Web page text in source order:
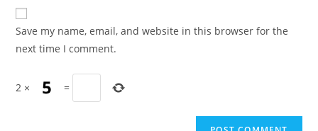
comment
website
URL
(optional)
Save my name, email, and website in this browser for the
next time I comment.
2 × =